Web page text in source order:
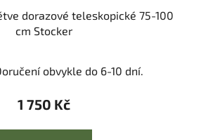
dorazové teleskopické 75-100
cm Stocker
obvykle do 6-10 dní.
1 750 Kč